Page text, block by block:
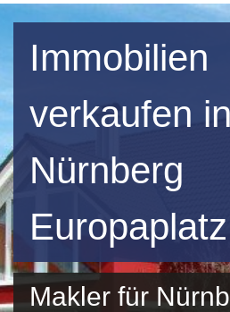
Immobilien
verkaufen in
Nürnberg
Europaplatz
Makler für